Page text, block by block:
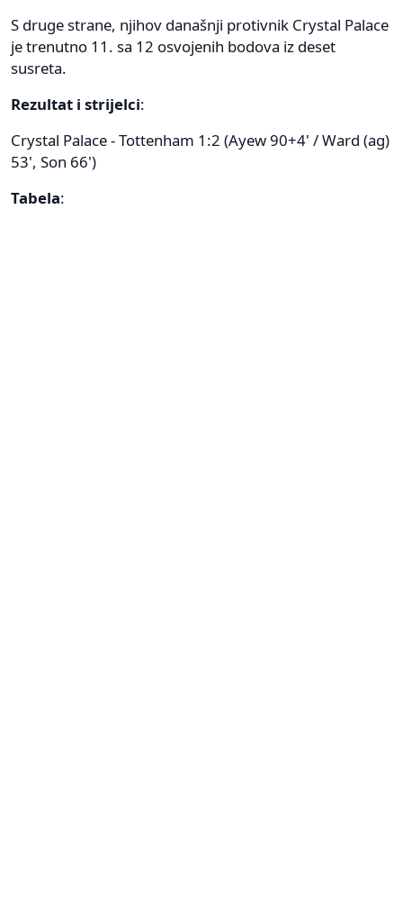
S druge strane, njihov današnji protivnik Crystal Palace
je trenutno 11. sa 12 osvojenih bodova iz deset
susreta.
Rezultat i strijelci:
Crystal Palace - Tottenham 1:2 (Ayew 90+4' / Ward (ag)
53', Son 66')
Tabela: